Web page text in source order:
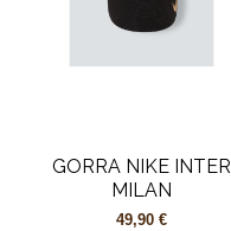
GORRA NIKE INTER
MILAN
49,90 €